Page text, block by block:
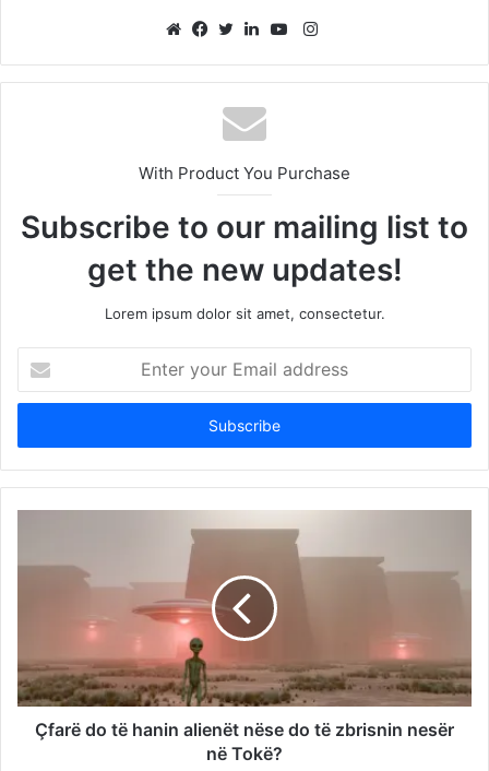
Instagram
With Product You Purchase
Subscribe to our mailing list to
get the new updates!
Lorem ipsum dolor sit amet, consectetur.
your
Email
Çfarë do të hanin alienët nëse do të zbrisnin nesër
në Tokë?